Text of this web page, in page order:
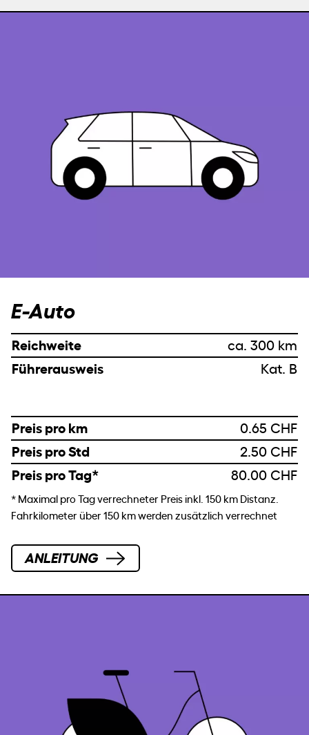
E-Auto
Reichweite ca. 300 km
Führerausweis Kat. B
Preis pro km 0.65 CHF
Preis pro Std 2.50 CHF
Preis pro Tag* 80.00 CHF
* Maximal pro Tag verrechneter Preis inkl. 150 km Distanz.
Fahrkilometer über 150 km werden zusätzlich verrechnet
ANLEITUNG